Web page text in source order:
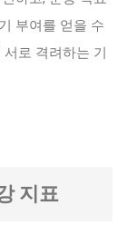
부여를 얻을 수
로 격려하는 기
지표